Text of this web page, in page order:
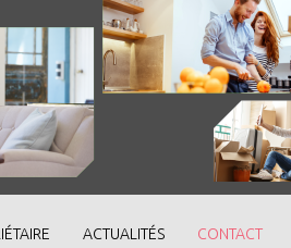
ACTUALITÉS CONTACT